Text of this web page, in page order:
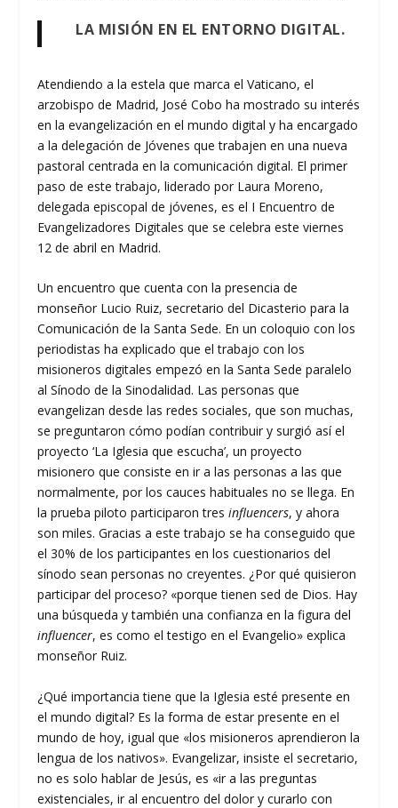
LA MISIÓN EN EL ENTORNO DIGITAL.
Atendiendo a la estela que marca el Vaticano, el
arzobispo de Madrid, José Cobo ha mostrado su interés
en la evangelización en el mundo digital y ha encargado
a la delegación de Jóvenes que trabajen en una nueva
pastoral centrada en la comunicación digital. El primer
paso de este trabajo, liderado por Laura Moreno,
delegada episcopal de jóvenes, es el I Encuentro de
Evangelizadores Digitales que se celebra este viernes
12 de abril en Madrid.
Un encuentro que cuenta con la presencia de
monseñor Lucio Ruiz, secretario del Dicasterio para la
Comunicación de la Santa Sede. En un coloquio con los
periodistas ha explicado que el trabajo con los
misioneros digitales empezó en la Santa Sede paralelo
al Sínodo de la Sinodalidad. Las personas que
evangelizan desde las redes sociales, que son muchas,
se preguntaron cómo podían contribuir y surgió así el
proyecto ‘La Iglesia que escucha’, un proyecto
misionero que consiste en ir a las personas a las que
normalmente, por los cauces habituales no se llega. En
la prueba piloto participaron tresinfluencers, y ahora
son miles. Gracias a este trabajo se ha conseguido que
el 30% de los participantes en los cuestionarios del
sínodo sean personas no creyentes. ¿Por qué quisieron
participar del proceso? «porque tienen sed de Dios. Hay
una búsqueda y también una confianza en la figura del
influencer, es como el testigo en el Evangelio» explica
monseñor Ruiz.
¿Qué importancia tiene que la Iglesia esté presente en
el mundo digital? Es la forma de estar presente en el
mundo de hoy, igual que «los misioneros aprendieron la
lengua de los nativos». Evangelizar, insiste el secretario,
no es solo hablar de Jesús, es «ir a las preguntas
existenciales, ir al encuentro del dolor y curarlo con